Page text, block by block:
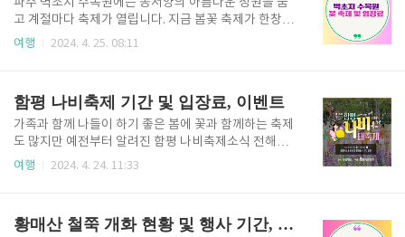
랜드 스마트줄서기 에버랜드 입장료 할인 방법 에버
랜드 입장권 가격이 만만하지 않습니다. 입장료 할인받
아서 이용할 수 있는 다양한 방법을 안내해 드리니 잘
립 구분정상가네이버 예약 시A..
고 계절마다 축제가 열립니다. 지금 봄꽃 축제가 한창인
파주 벽초지 수목원은 영화와 CF, 뮤직비디오 등이 촬
리아 음식부문 우수상의 보타니 브런치 카페로 방문해
보세요. 보타니 브런치카페방문하기 아이들과 함께 자
연에서 발견한 소재로 상상력과 창의력을 키울 수 있는
프로그램도 신청할 수 있습니다. 자연과 함께하는 체험
학교 벽초지 수목원 봄꽃 축제 기간 ▷ 2024년 4월 1
여행 2024. 4. 25. 08:11
함평 나비축제 기간 및 입장료, 이벤트
가족과 함께 나들이 하기 좋은 봄에 꽃과 함께하는 축제
도 많지만 예전부터 알려진 함평 나비축제소식 전해봅
니다.날씨가 조금씩 더워지기 시작하는데 이때 아이들
일과 함께하는 여행상품 이용 관광객은 1인당 렌트카 1
여행 2024. 4. 24. 11:33
황매산 철쭉 개화 현황 및 행사 기간, 나눔 카트 투어 예약